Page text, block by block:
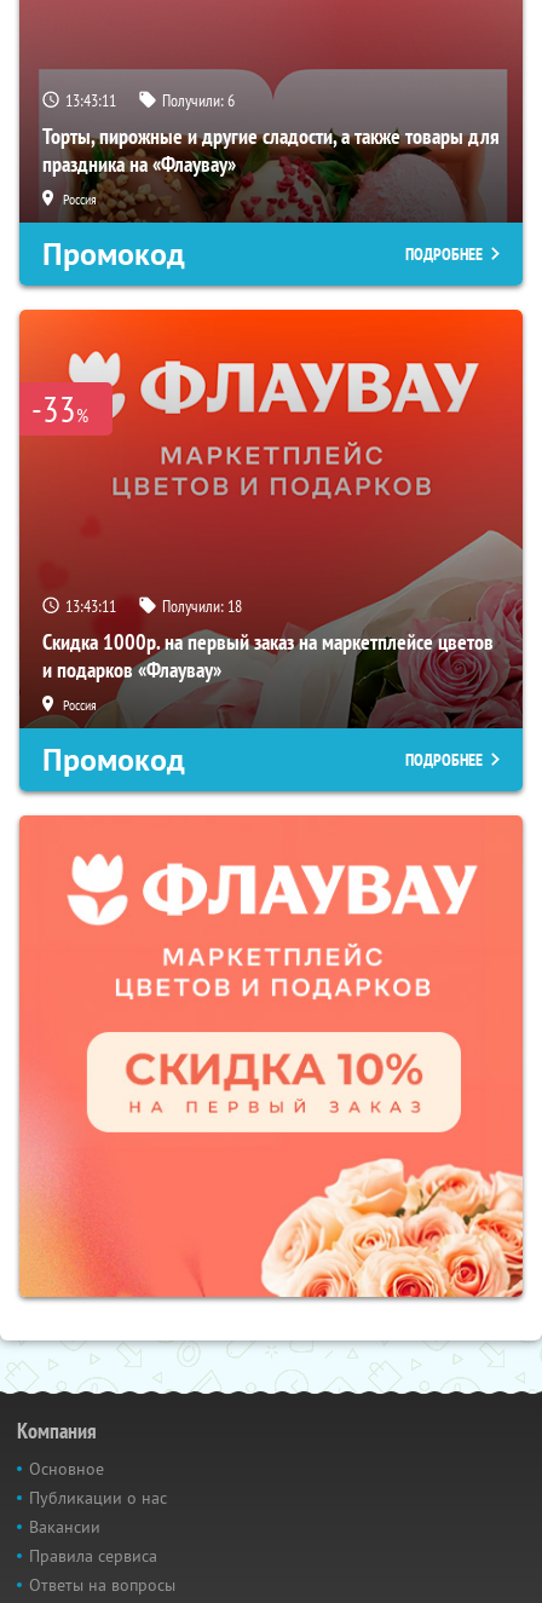
13:43:10 Получили:6
Торты, пирожные и другие сладости, а также товары для
праздника на «Флаувау»
Россия
Промокод ПОДРОБНЕЕ
-33%
13:43:10 Получили: 18
Скидка 1000р. на первый заказ на маркетплейсе цветов
и подарков «Флаувау»
Россия
Промокод ПОДРОБНЕЕ
Компания
Основное
Публикации о нас
Вакансии
Правила сервиса
Ответы на вопросы